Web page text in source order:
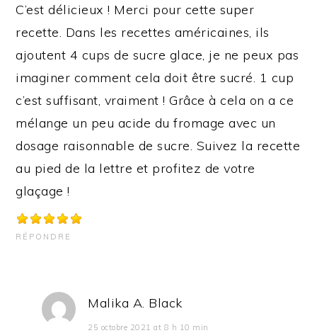
C’est délicieux ! Merci pour cette super
recette. Dans les recettes américaines, ils
ajoutent 4 cups de sucre glace, je ne peux pas
imaginer comment cela doit être sucré. 1 cup
c’est suffisant, vraiment ! Grâce à cela on a ce
mélange un peu acide du fromage avec un
dosage raisonnable de sucre. Suivez la recette
au pied de la lettre et profitez de votre
glaçage !
RÉPONDRE
Malika A. Black
25 octobre 2021 at 8 h 10 min